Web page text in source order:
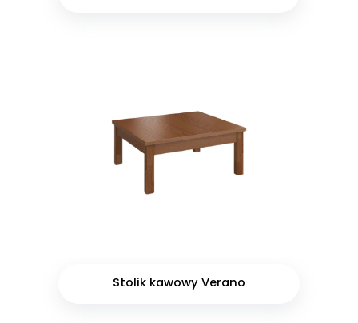
Stolik kawowy Verano